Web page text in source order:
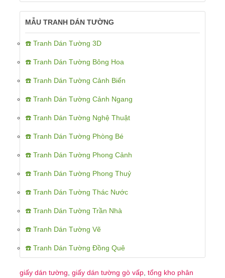
MẪU TRANH DÁN TƯỜNG
☎️ Tranh Dán Tường 3D
☎️ Tranh Dán Tường Bông Hoa
☎️ Tranh Dán Tường Cảnh Biển
☎️ Tranh Dán Tường Cảnh Ngang
☎️ Tranh Dán Tường Nghệ Thuật
☎️ Tranh Dán Tường Phòng Bé
☎️ Tranh Dán Tường Phong Cảnh
☎️ Tranh Dán Tường Phong Thuỷ
☎️ Tranh Dán Tường Thác Nước
☎️ Tranh Dán Tường Trần Nhà
☎️ Tranh Dán Tường Vẽ
☎️ Tranh Dán Tường Đồng Quê
giấy dán tường giấy dán tường gò vấp tổng kho phân